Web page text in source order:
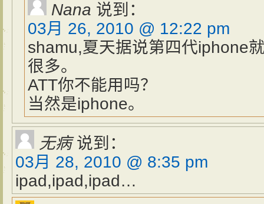
Nana 说到：
03月 26, 2010 @ 12:22 pm
shamu,夏天据说第四代iphone
很多。
ATT你不能用吗？
当然是iphone。
无病 说到：
03月 28, 2010 @ 8:35 pm
ipad,ipad,ipad…